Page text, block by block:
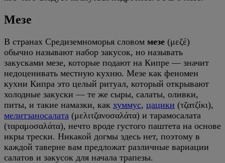
Мезе
В странах Средиземноморья словом мезе (μεζέ)
обычно называют набор закусок, но называть
закусками мезе, которые подают на Кипре — значит
недоценивать местную кухню. Мезе как феномен
кухни Кипра это целый ритуал, который открывают
холодные закуски — те же сыры, салаты, оливки,
питы, и такие намазки, как хуммус, цацики (τζατζίκι),
мелитзаносалата (μελιτζανοσαλάτα) и тарамосалата
(ταραμοσαλάτα), нечто вроде густого паштета на основе
икры трески. Никакой догмы здесь нет, поэтому в
каждой таверне вам предложат различные вариации
салатов и закусок для начала трапезы.